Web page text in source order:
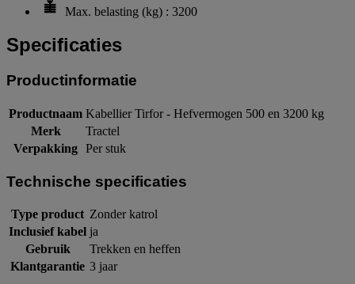
Max. belasting (kg) : 3200
Specificaties
Productinformatie
Productnaam Kabellier Tirfor - Hefvermogen 500 en 3200 kg
Merk
Tractel
Verpakking Per stuk
Technische specificaties
Type product Zonder katrol
Inclusief kabel ja
Gebruik
Trekken en heffen
Klantgarantie 3 jaar